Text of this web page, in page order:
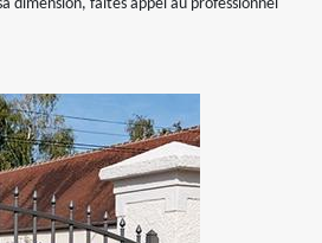
dimension, faites appel au professionnel